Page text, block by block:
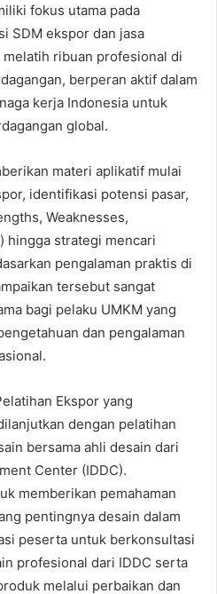
fokus utama pada
SDM ekspor dan jasa
melatih ribuan profesional di
berperan aktif dalam
kerja Indonesia untuk
global.
materi aplikatif mulai
identifikasi potensi pasar,
Weaknesses,
hingga strategi mencari
pengalaman praktis di
tersebut sangat
bagi pelaku UMKM yang
dan pengalaman
Ekspor yang
dengan pelatihan
bersama ahli desain dari
Center (IDDC).
memberikan pemahaman
pentingnya desain dalam
peserta untuk berkonsultasi
profesional dari IDDC serta
melalui perbaikan dan